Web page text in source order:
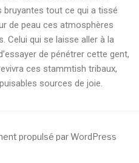
bruyantes tout ce qui a tissé
de peau ces atmosphères
Celui qui se laisse aller à la
de pénétrer cette gent,
ces stammtish tribaux,
sources de joie.
propulsé par WordPress